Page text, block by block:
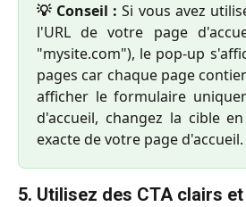
💡 Conseil : Si vous avez
l'URL de votre page
"mysite.com"), le pop-up
pages car chaque page
afficher le formulaire
d'accueil, changez la cible en
exacte de votre page d'accueil.
5. Utilisez des CTA clairs